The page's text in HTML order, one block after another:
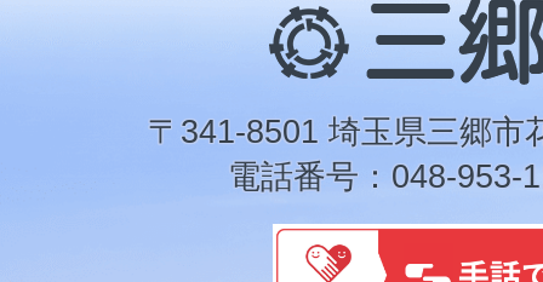
三
郷
市
〒341-8501 埼玉県三郷市
電話番号：048-953-